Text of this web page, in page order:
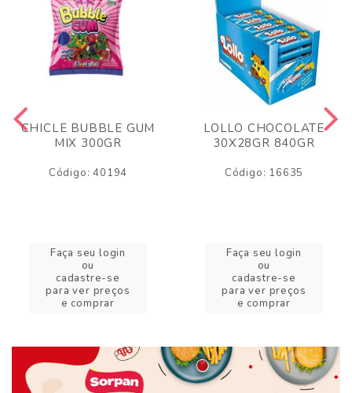
CHICLE BUBBLE GUM
MIX 300GR
Código: 40194
Faça seu login
ou
cadastre-se
para ver preços
e comprar
LOLLO CHOCOLATE
30X28GR 840GR
Código: 16635
Faça seu login
ou
cadastre-se
para ver preços
e comprar